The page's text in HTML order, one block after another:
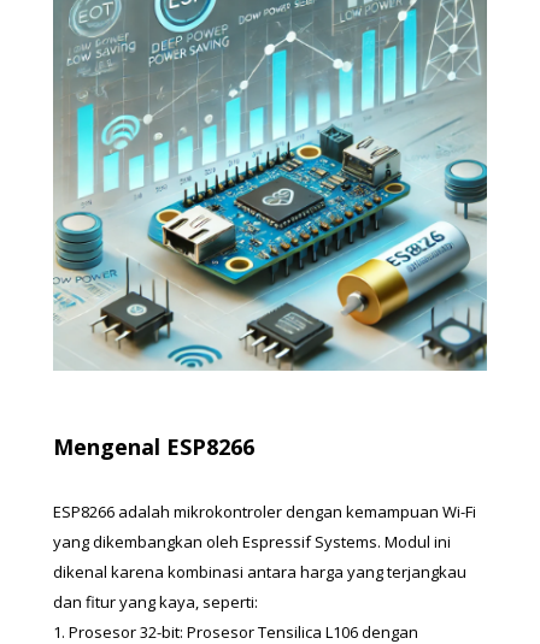
Mengenal ESP8266
ESP8266 adalah mikrokontroler dengan kemampuan Wi-Fi
yang dikembangkan oleh Espressif Systems. Modul ini
dikenal karena kombinasi antara harga yang terjangkau
dan fitur yang kaya, seperti:
1. Prosesor 32-bit: Prosesor Tensilica L106 dengan